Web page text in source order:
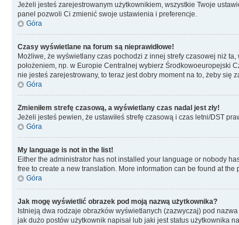
Jeżeli jesteś zarejestrowanym użytkownikiem, wszystkie Twoje
panel pozwoli Ci zmienić swoje ustawienia i preferencje.
Góra
Czasy wyświetlane na forum są nieprawidłowe!
Możliwe, że wyświetlany czas pochodzi z innej strefy czasowej niż
położeniem, np. w Europie Centralnej wybierz Środkowoeuropejski
nie jesteś zarejestrowany, to teraz jest dobry moment na to, żeby się
Góra
Zmieniłem strefę czasową, a wyświetlany czas nadal jest zły!
Jeżeli jesteś pewien, że ustawiłeś strefę czasową i czas letni/DST
Góra
My language is not in the list!
Either the administrator has not installed your language or nobody
free to create a new translation. More information can be found at
Góra
Jak mogę wyświetlić obrazek pod moją nazwą użytkownika?
Istnieją dwa rodzaje obrazków wyświetlanych (zazwyczaj) pod
jak dużo postów użytkownik napisał lub jaki jest status użytkownika